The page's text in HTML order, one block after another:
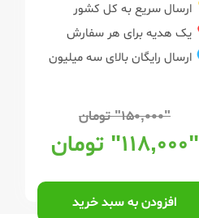
ارسال سریع به کل کشور
یک هدیه برای هر سفارش
ارسال رایگان بالای سه میلیون
"۱۵۰,۰۰۰" تومان
"۱۱۸,۰۰۰" تومان
افزودن به سبد خرید